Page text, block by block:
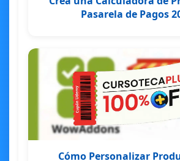
Pasarela de Pagos
Cómo Personalizar